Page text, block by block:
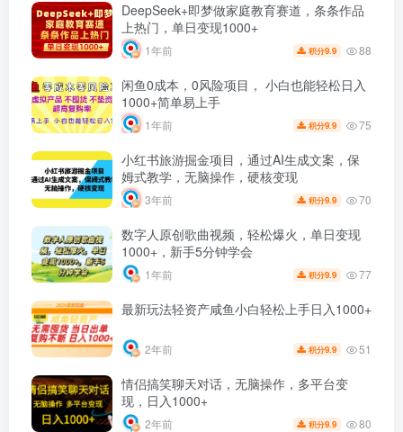
DeepSeek+即梦做家庭教育赛道，条条作品
上热门，单日变现1000+
1年前 积分9.9 88
闲鱼0成本，0风险项目， 小白也能轻松日入
1000+简单易上手
1年前 积分9.9 75
小红书旅游掘金项目，通过AI生成文案，保
姆式教学，无脑操作，硬核变现
3年前 积分9.9 70
数字人原创歌曲视频，轻松爆火，单日变现
1000+，新手5分钟学会
1年前 积分9.9 77
最新玩法轻资产咸鱼小白轻松上手日入1000+
2年前 积分9.9 51
情侣搞笑聊天对话，无脑操作，多平台变
现，日入1000+
2年前 积分9.9 80